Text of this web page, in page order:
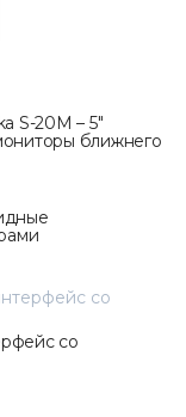
S-20M – 5"
ближнего
со